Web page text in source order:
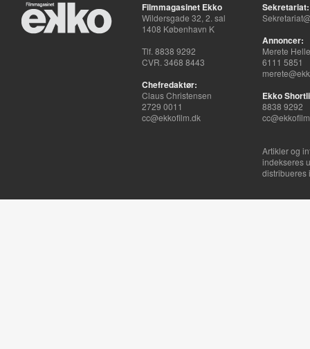
Filmmagasinet Ekko
Wildersgade 32, 2. sal
1408 København K
Tlf. 8838 9292
CVR. 3468 8443
Chefredaktør:
Claus Christensen
2729 0011
cc@ekkofilm.dk
Sekretariat:
Annoncer:
Merete
6111 5851
Ekko
8838 9292
Artikler og
indekseres
distribueres